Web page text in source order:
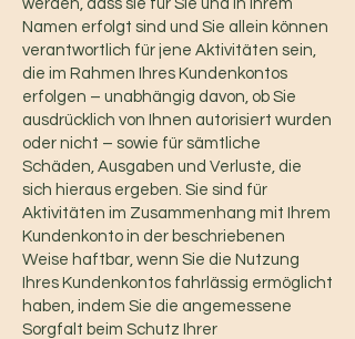
werden, dass sie für Sie und in Ihrem
Namen erfolgt sind und Sie allein können
verantwortlich für jene Aktivitäten sein,
die im Rahmen Ihres Kundenkontos
erfolgen – unabhängig davon, ob Sie
ausdrücklich von Ihnen autorisiert wurden
oder nicht – sowie für sämtliche
Schäden, Ausgaben und Verluste, die
sich hieraus ergeben. Sie sind für
Aktivitäten im Zusammenhang mit Ihrem
Kundenkonto in der beschriebenen
Weise haftbar, wenn Sie die Nutzung
Ihres Kundenkontos fahrlässig ermöglicht
haben, indem Sie die angemessene
Sorgfalt beim Schutz Ihrer